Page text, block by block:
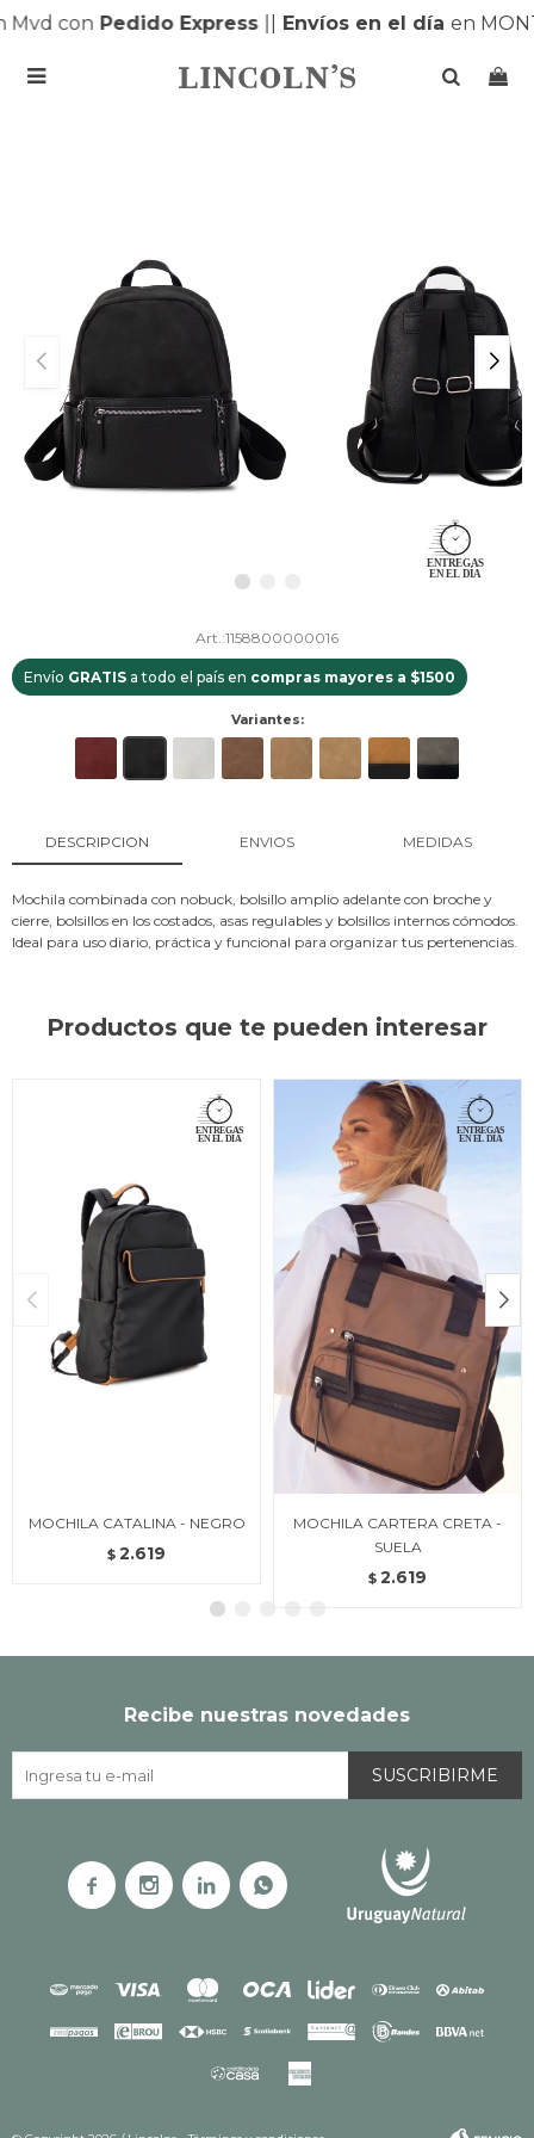
conPedido Express| Envíos en el díaen

1158800000016
Envío GRATIS a todo el país en compras mayores a $1500
Variantes:
DESCRIPCION ENVIOS MEDIDAS
Mochila combinada con nobuck, bolsillo amplio adelante con broche y
cierre, bolsillos en los costados, asas regulables y bolsillos internos cómodos.
Ideal para uso diario, práctica y funcional para organizar tus pertenencias.
Productos que te pueden interesar
MOCHILA CATALINA - NEGRO
$ 2.619
MOCHILA CARTERA CRETA -
SUELA
$ 2.619
Recibe nuestras novedades
SUSCRIBIRME
   